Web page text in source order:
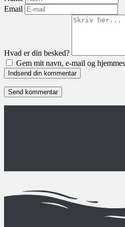
Email
Hvad er din besked?
Gem mit navn, e-mail og
Indsend din kommentar